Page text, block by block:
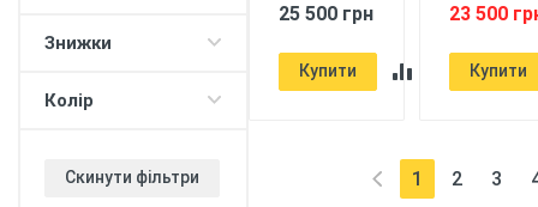
протоколу)
будинку/офісу
електромобіля
Знижки
Колір
Скинути фільтри
25 500 грн
Купити
23 500
Купити
1
(current)
2 3